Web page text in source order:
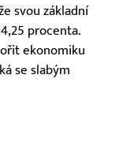
svou základní
procenta.
ekonomiku
se slabým